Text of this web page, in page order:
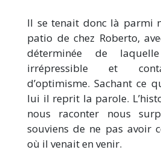
Il se tenait donc là parmi
patio de chez Roberto,
déterminée de
irrépressible et
d’optimisme. Sachant ce
lui il reprit la parole.
nous raconter nous
souviens de ne pas avoir
où il venait en venir.